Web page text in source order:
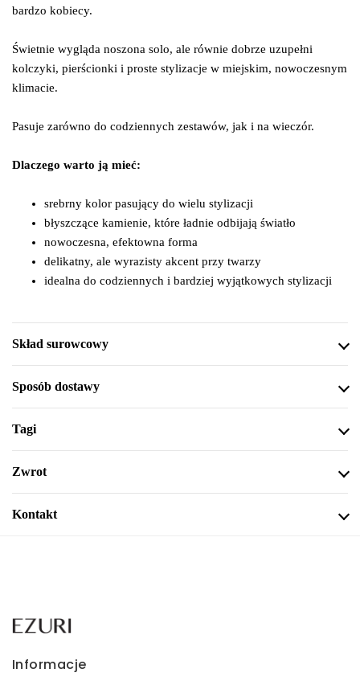
bardzo kobiecy.
Świetnie wygląda noszona solo, ale równie dobrze uzupełni
kolczyki, pierścionki i proste stylizacje w miejskim, nowoczesnym
klimacie.
Pasuje zarówno do codziennych zestawów, jak i na wieczór.
Dlaczego warto ją mieć:
srebrny kolor pasujący do wielu stylizacji
błyszczące kamienie, które ładnie odbijają światło
nowoczesna, efektowna forma
delikatny, ale wyrazisty akcent przy twarzy
idealna do codziennych i bardziej wyjątkowych stylizacji
Skład surowcowy
Sposób dostawy
Tagi
Zwrot
Kontakt
Informacje